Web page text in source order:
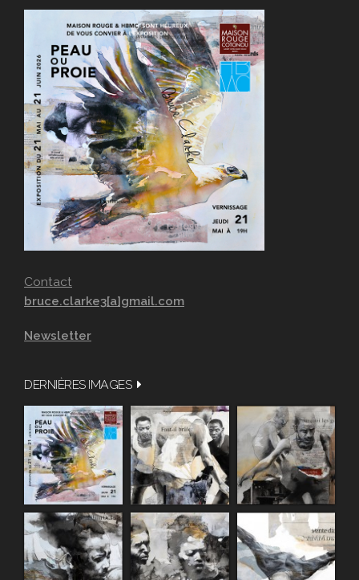
Contact
bruce.clarke3[a]gmail.com
Newsletter
DERNIÈRES IMAGES